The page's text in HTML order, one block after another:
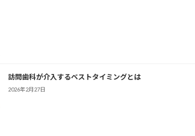
訪問歯科が介入するベストタイミングとは
2026年2月27日